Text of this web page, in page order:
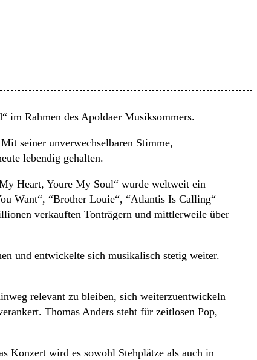
Rahmen des Apoldaer Musiksommers.
seiner unverwechselbaren Stimme,
lebendig gehalten.
Heart, Youre My Soul“ wurde weltweit ein
Want“, “Brother Louie“, “Atlantis Is Calling“
verkauften Tonträgern und mittlerweile über
und entwickelte sich musikalisch stetig weiter.
relevant zu bleiben, sich weiterzuentwickeln
Thomas Anders steht für zeitlosen Pop,
Konzert wird es sowohl Stehplätze als auch in